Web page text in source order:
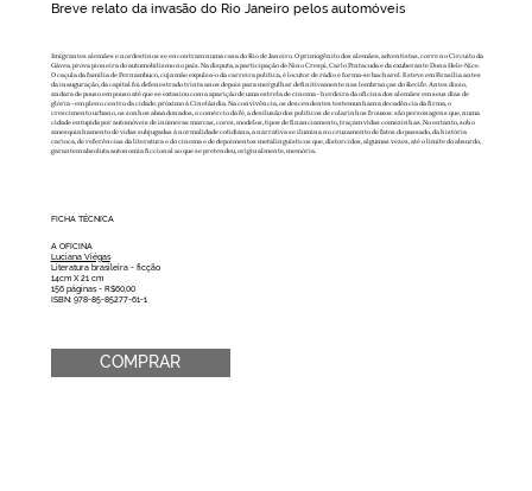
Breve relato da invasão do Rio Janeiro pelos automóveis
Imigrantes alemães e nordestinos se encontram numa casa do Rio de Janeiro. O primogênito dos alemães, adventistas, corre no Circuito da
Gávea, prova pioneira do automobilismo no país. Na disputa, a participação de Nino Crespi, Carlo Pintacuda e da exuberante Dona Hele-Nice.
O caçula da família de Pernambuco, cuja mãe expulsa-o da carreira política, é locutor de rádio e forma-se bacharel. Esteve em Brasília antes
da inauguração, da capital foi defenestrado trinta anos depois para mergulhar definitivamente nas lembranças do Recife. Antes disso,
andara de pouso em pouso até que se extasiou com a aparição de uma estrela de cinema - herdeira da oficina dos alemães em seus dias de
glória - em pleno centro da cidade, próximo à Cinelândia. Na convivência, os descendentes testemunham a decadência da firma, o
crescimento urbano, os sonhos abandonados, o comércio da fé, a desilusão dos políticos de colarinhos frouxos: são personagens que, numa
cidade entupida por automóveis de inúmeras marcas, cores, modelos, tipos de financiamento, traçam vidas comezinhas. No entanto, sob o
amesquinhamento de vidas subjugadas à normalidade cotidiana, a narrativa se ilumina no cruzamento de fatos do passado, da história
carioca, de referências da literatura e do cinema e de depoimentos metalinguísticos que, distorcidos, algumas vezes, até o limite do absurdo,
garantem absoluta autonomia ficcional ao que se pretendeu, originalmente, memória.
FICHA TÉCNICA
A OFICINA
Luciana Viégas
Literatura brasileira - ficção
14cm X 21 cm
156 páginas - R$60,00
ISBN: 978-85-85277-61-1
COMPRAR